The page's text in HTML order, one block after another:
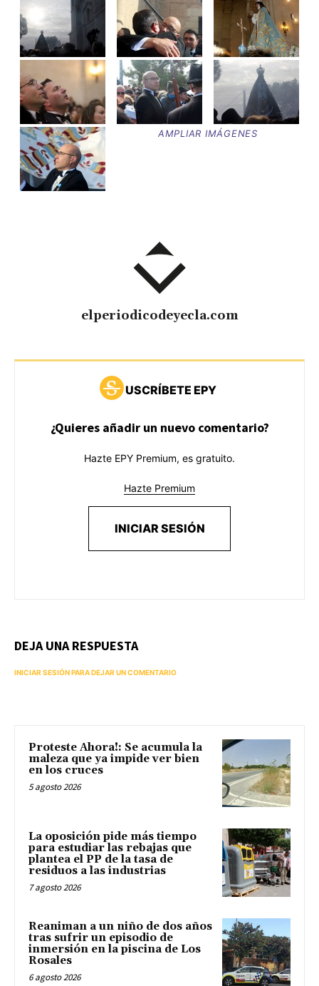
AMPLIAR IMÁGENES
elperiodicodeyecla.com
USCRÍBETE EPY
¿Quieres añadir un nuevo comentario?
Hazte EPY Premium, es gratuito.
Hazte Premium
INICIAR SESIÓN
DEJA UNA RESPUESTA
INICIAR SESIÓN PARA DEJAR UN COMENTARIO
Proteste Ahora!: Se acumula la
maleza que ya impide ver bien
en los cruces
5 agosto 2026
La oposición pide más tiempo
para estudiar las rebajas que
plantea el PP de la tasa de
residuos a las industrias
7 agosto 2026
Reaniman a un niño de dos años
tras sufrir un episodio de
inmersión en la piscina de Los
Rosales
6 agosto 2026